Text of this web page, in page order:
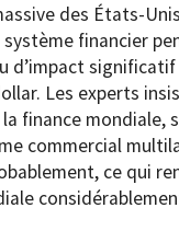
des États-
financier
d’impact
Les experts
finance mondiale,
commercial
ce qui